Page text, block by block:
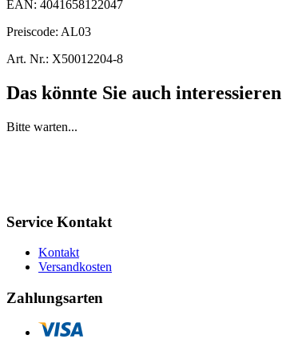
EAN: 4041658122047
Preiscode: AL03
Art. Nr.: X50012204-8
Das könnte Sie auch interessieren
Bitte warten...
Service Kontakt
Kontakt
Versandkosten
Zahlungsarten